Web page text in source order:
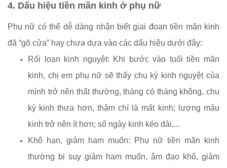
4. Dấu hiệu tiền mãn kinh ở phụ nữ
Phụ nữ có thể dễ dàng nhận biết giai đoạn tiền mãn kinh
đã “gõ cửa” hay chưa dựa vào các dấu hiệu dưới đây:
Rối loạn kinh nguyệt: Khi bước vào tuổi tiền mãn
kinh, chị em phụ nữ sẽ thấy chu kỳ kinh nguyệt của
mình trở nên thất thường, tháng có tháng không, chu
kỳ kinh thưa hơn, thậm chí là mất kinh; lượng máu
kinh trở nên ít hơn; số ngày kinh kéo dài,...
Khô hạn, giảm ham muốn: Phụ nữ tiền mãn kinh
thường bị suy giảm ham muốn, âm đạo khô, giảm